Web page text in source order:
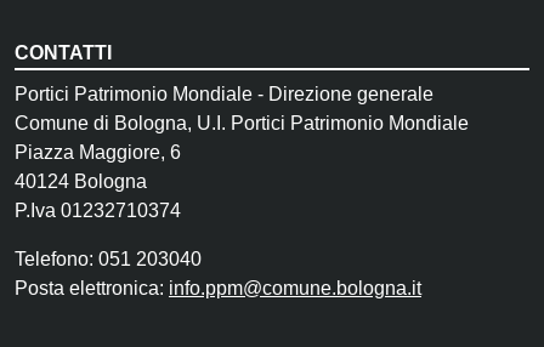
CONTATTI
Portici Patrimonio Mondiale - Direzione generale
Comune di Bologna, U.I. Portici Patrimonio Mondiale
Piazza Maggiore, 6
40124 Bologna
P.Iva 01232710374
Telefono: 051 203040
Posta elettronica: info.ppm@comune.bologna.it